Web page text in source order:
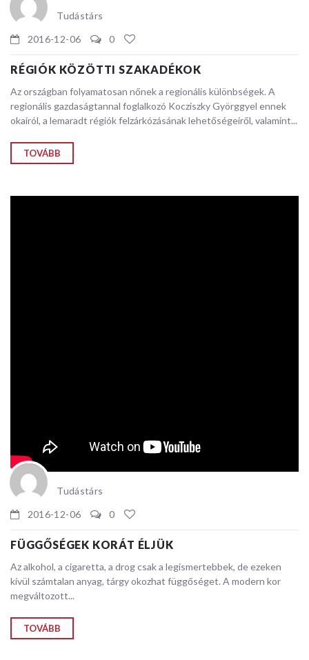
Tudástárs
2016-12-06
0
RÉGIÓK KÖZÖTTI SZAKADÉKOK
Az országban folyamatosan nőnek a regionális különbségek. A
regionális gazdaságtannal foglalkozó Kocziszky Györggyel ennek
okairól, a lemaradt régiók felzárkózásának lehetőségeiről, valamint...
TOVÁBB
Tudástárs
2016-12-06
0
FÜGGŐSÉGEK KORÁT ÉLJÜK
Az alkohol, a cigaretta, a drog csak a legismertebbek, de ezeken
kívül számtalan anyag, tárgy okozhat függőséget. A modern kor
megváltozott...
TOVÁBB